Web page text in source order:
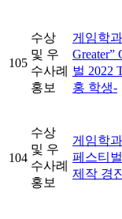
105
수상
및 우
수사례
홍보
게임학
Greater”
벌 2022
홍 학생-
104
수상
및 우
수사례
홍보
게임학
페스티
제작 경